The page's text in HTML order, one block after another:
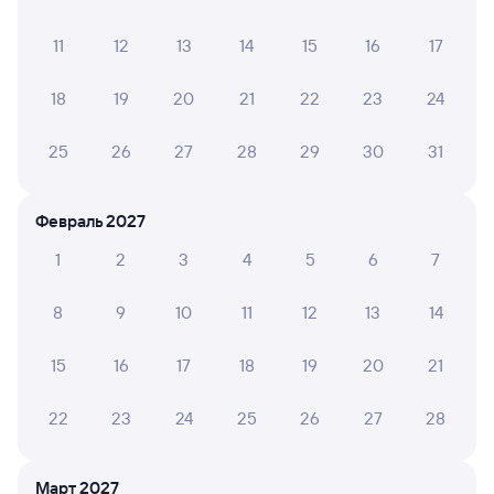
из Санкт-Петербурга-Главн.
в Уфу
Дни следования ближайшие: 8, 10, 12 августа Маршрут
Плацкарт Купе
Выберите дату
Даже если сейчас нет мест
Искать билеты
Путешественникам нравятся эти варианты
11 12 13 14 15 16 17
18 19 20 21 22 23 24
25 26 27 28 29 30 31
Февраль 2027
1
2 3 4 5 6 7
8 9 10 11 12 13 14
15 16 17 18 19 20 21
22 23 24 25 26 27 28
Март 2027